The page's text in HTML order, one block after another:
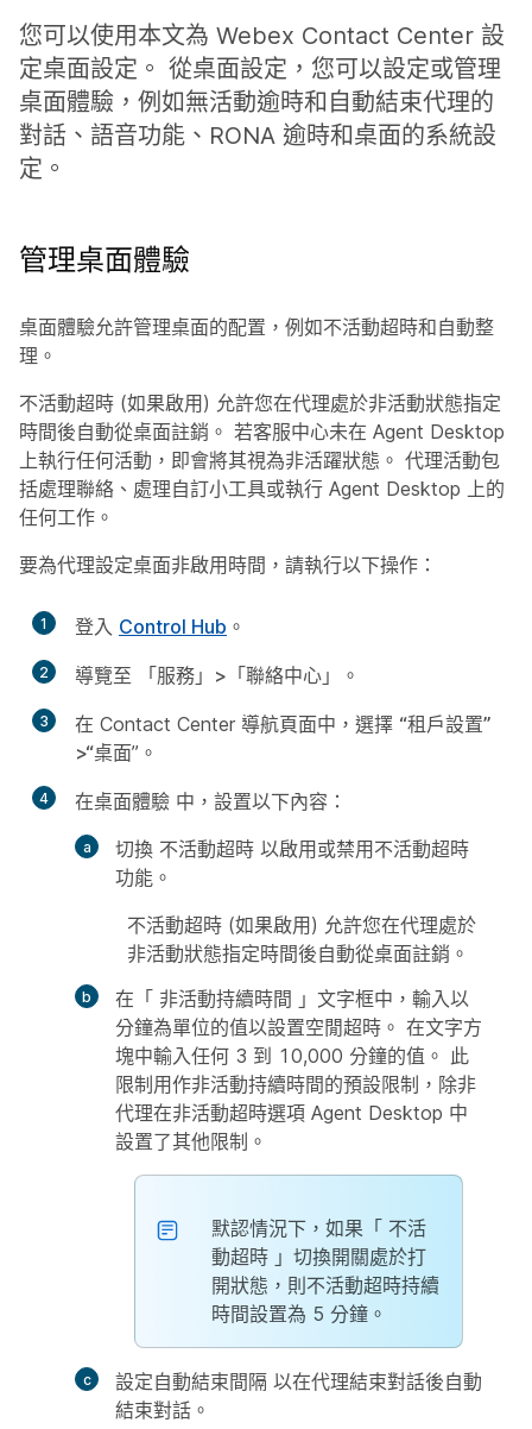
您可以使用本文為 Webex Contact Center 設
定桌面設定。 從桌面設定，您可以設定或管理
桌面體驗，例如無活動逾時和自動結束代理的
對話、語音功能、RONA 逾時和桌面的系統設
定。
管理桌面體驗
桌面體驗允許管理桌面的配置，例如不活動超時和自動整
理。
不活動超時 (如果啟用) 允許您在代理處於非活動狀態指定
時間後自動從桌面註銷。 若客服中心未在 Agent Desktop
上執行任何活動，即會將其視為非活躍狀態。 代理活動包
括處理聯絡、處理自訂小工具或執行 Agent Desktop 上的
任何工作。
要為代理設定桌面非啟用時間，請執行以下操作：
1 登入 Control Hub 。
2 導覽至 「服務」>「聯絡中心 」。
3 在 Contact Center 導航頁面中，選擇 “租戶設置”
>“桌面”。
4 在桌面體驗 中 ，設置以下內容：
切換 不活動超時 以啟用或禁用不活動超時
功能。
不活動超時 (如果啟用) 允許您在代理處於
非活動狀態指定時間後自動從桌面註銷。
在「 非活動持續時間 」文字框中，輸入以
分鐘為單位的值以設置空閒超時。 在文字方
塊中輸入任何 3 到 10,000 分鐘的值。 此
限制用作非活動持續時間的預設限制，除非
代理在非活動超時選項 Agent Desktop 中
設置了其他限制。
默認情況下，如果「 不活
動超時 」切換開關處於打
開狀態，則不活動超時持續
時間設置為 5 分鐘。
設定自動結束間隔 以在代理結束對話後自動
結束對話。